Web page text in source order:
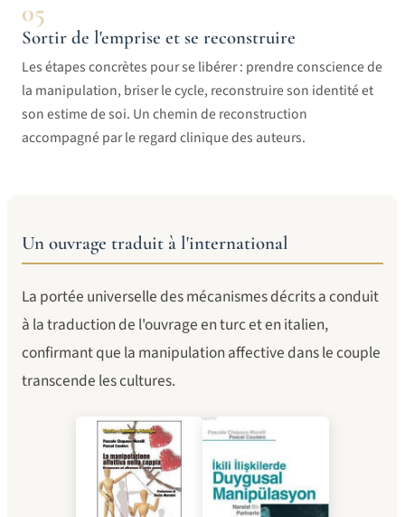
05
Sortir de l'emprise et se reconstruire
Les étapes concrètes pour se libérer : prendre conscience de
la manipulation, briser le cycle, reconstruire son identité et
son estime de soi. Un chemin de reconstruction
accompagné par le regard clinique des auteurs.
Un ouvrage traduit à l'international
La portée universelle des mécanismes décrits a conduit
à la traduction de l'ouvrage en turc et en italien,
confirmant que la manipulation affective dans le couple
transcende les cultures.